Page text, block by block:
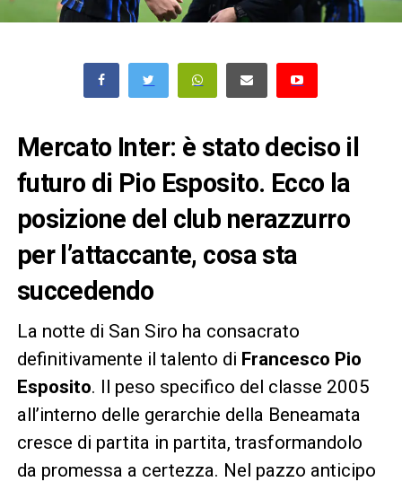
Mercato Inter: è stato deciso il
futuro di Pio Esposito. Ecco la
posizione del club nerazzurro
per l’attaccante, cosa sta
succedendo
La notte di San Siro ha consacrato
definitivamente il talento di Francesco Pio
Esposito. Il peso specifico del classe 2005
all’interno delle gerarchie della Beneamata
cresce di partita in partita, trasformandolo
da promessa a certezza. Nel pazzo anticipo